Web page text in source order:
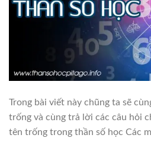
Trong bài viết này chũng ta sẽ
trống và cùng trả lời các câu hỏi
tên trống trong thần số học Các